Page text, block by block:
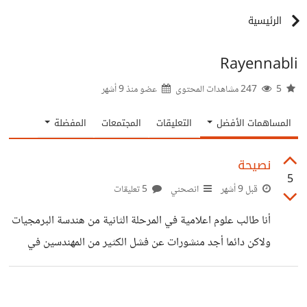
الرئيسية
Rayennabli
عضو منذ9 أشهر
المساهمات الأفضل التعليقات المجتمعات المفضلة
5
نصيحة
قبل 9 أشهر انصحني
أنا طالب علوم اعلامية في المرحلة الثانية من هندسة البرمجيات
ولاكن دائما أجد منشورات عن فشل الكثير من المهندسين في
المجال ولم يجده عمل .... وأنا مازلت عندي الفرصة الجديد